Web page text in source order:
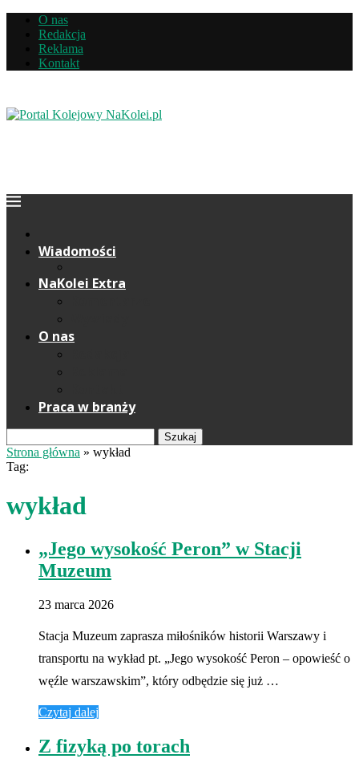
O nas
Redakcja
Reklama
Kontakt
Wiadomości
NaKolei Extra
O nas
Praca w branży
Szukaj
Strona główna » wykład
Tag:
wykład
„Jego wysokość Peron” w Stacji
Muzeum
23 marca 2026
Stacja Muzeum zaprasza miłośników historii Warszawy i
transportu na wykład pt. „Jego wysokość Peron – opowieść o
węźle warszawskim”, który odbędzie się już …
Czytaj dalej
Z fizyką po torach